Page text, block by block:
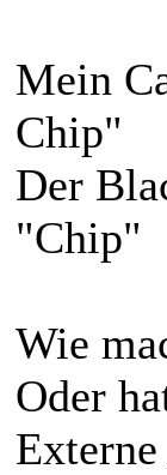
Mein
Chip"
Der
"Chip"
Wie
Oder